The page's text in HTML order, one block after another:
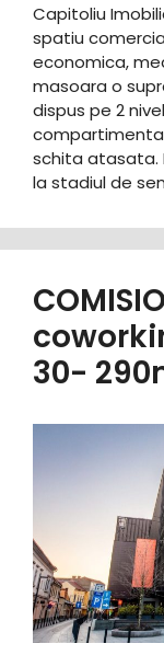
Capitoliu
spatiu
economica,
masoara o
dispus pe 2
schita atasata.
la stadiul de
30-